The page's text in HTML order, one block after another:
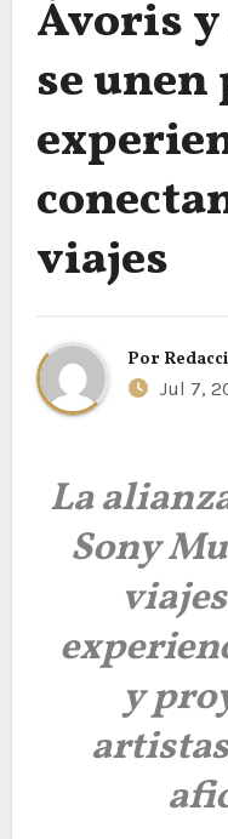
Ávoris
se
viajes
Por
Jul 7,
La
Sony
y